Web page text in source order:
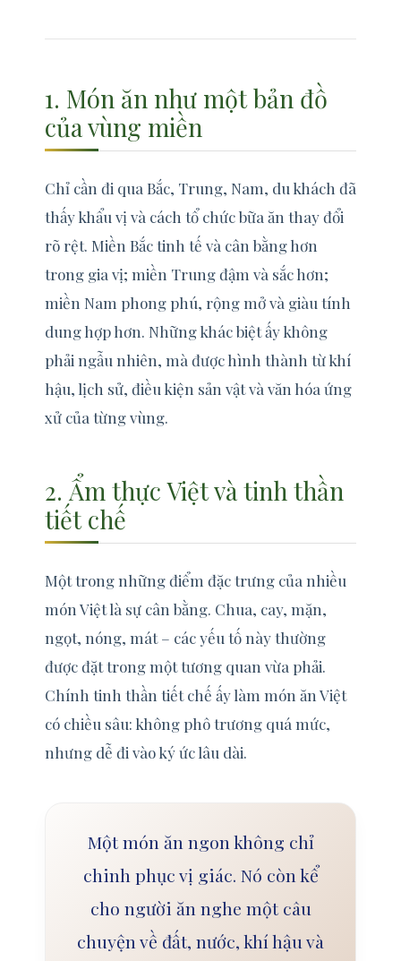
1. Món ăn như một bản đồ
của vùng miền
Chỉ cần đi qua Bắc, Trung, Nam, du khách đã
thấy khẩu vị và cách tổ chức bữa ăn thay đổi
rõ rệt. Miền Bắc tinh tế và cân bằng hơn
trong gia vị; miền Trung đậm và sắc hơn;
miền Nam phong phú, rộng mở và giàu tính
dung hợp hơn. Những khác biệt ấy không
phải ngẫu nhiên, mà được hình thành từ khí
hậu, lịch sử, điều kiện sản vật và văn hóa ứng
xử của từng vùng.
2. Ẩm thực Việt và tinh thần
tiết chế
Một trong những điểm đặc trưng của nhiều
món Việt là sự cân bằng. Chua, cay, mặn,
ngọt, nóng, mát – các yếu tố này thường
được đặt trong một tương quan vừa phải.
Chính tinh thần tiết chế ấy làm món ăn Việt
có chiều sâu: không phô trương quá mức,
nhưng dễ đi vào ký ức lâu dài.
Một món ăn ngon không chỉ
chinh phục vị giác. Nó còn kể
cho người ăn nghe một câu
chuyện về đất, nước, khí hậu và